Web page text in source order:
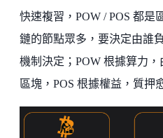
快速複習，POW / POS 都
鏈的節點眾多，要決定由誰
機制決定；POW 根據算力
區塊，POS 根據權益，質押